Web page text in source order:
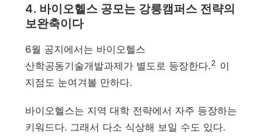
4. 바이오헬스 공모는 강릉캠퍼스 전략의
보완축이다
6월 공지에서는 바이오헬스
산학공동기술개발과제가 별도로 등장한다.2이
지점도 눈여겨볼 만하다.
바이오헬스는 지역 대학 전략에서 자주 등장하는
키워드다. 그래서 다소 식상해 보일 수도 있다.